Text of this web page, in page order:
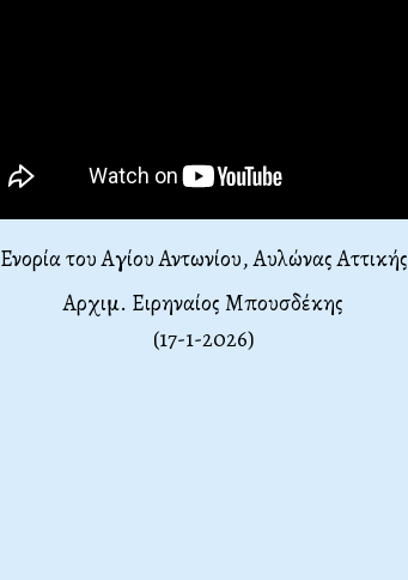
Ενορία του Αγίου Αντωνίου, Αυλώνας Αττικής
Αρχιμ. Ειρηναίος Μπουσδέκης
(17-1-2026)